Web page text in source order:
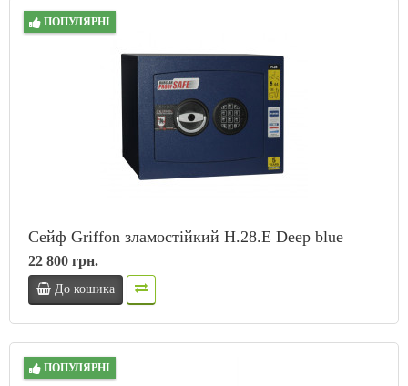
ПОПУЛЯРНІ
Сейф Griffon зламостійкий H.28.E Deep blue
22 800 грн.
До кошика
ПОПУЛЯРНІ